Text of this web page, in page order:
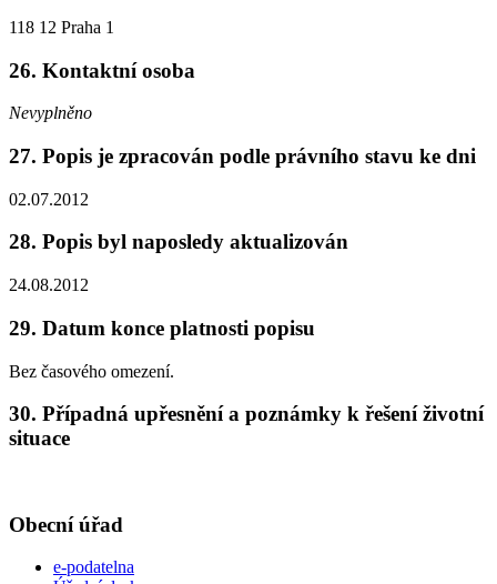
118 12 Praha 1
26. Kontaktní osoba
Nevyplněno
27. Popis je zpracován podle právního stavu ke dni
02.07.2012
28. Popis byl naposledy aktualizován
24.08.2012
29. Datum konce platnosti popisu
Bez časového omezení.
30. Případná upřesnění a poznámky k řešení životní
situace
Obecní úřad
e-podatelna